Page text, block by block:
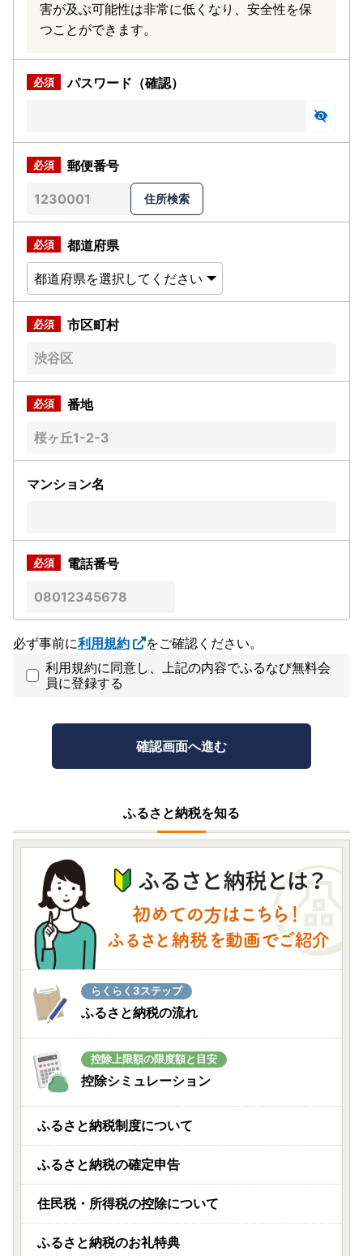
害が及ぶ可能性は非常に低くなり、安全性を保
つことができます。
パスワード（確認）
郵便番号
都道府県
市区町村
番地
マンション名
電話番号
必ず事前に利用規約
をご確認ください。
利用規約に同意し、上記の内容でふるなび無料会
員に登録する
ふるさと納税を知る
らくらく3ステップ
ふるさと納税の流れ
控除上限額の限度額と目安
控除シミュレーション
ふるさと納税制度について
ふるさと納税の確定申告
住民税・所得税の控除について
ふるさと納税のお礼特典